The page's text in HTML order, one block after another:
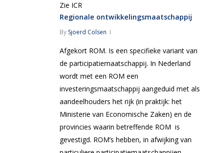
Zie ICR
Regionale ontwikkelingsmaatschappij
By Sjoerd Colsen
Afgekort ROM. Is een specifieke variant van
de participatiemaatschappij. In Nederland
wordt met een ROM een
investeringsmaatschappij aangeduid met als
aandeelhouders het rijk (in praktijk: het
Ministerie van Economische Zaken) en de
provincies waarin betreffende ROM is
gevestigd. ROM’s hebben, in afwijking van